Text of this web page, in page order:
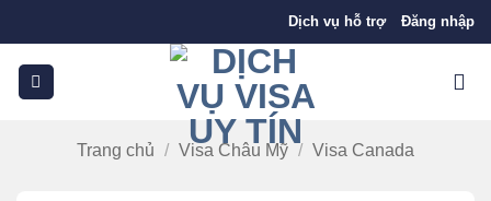
qua
nội
dung
Dịch vụ hỗ trợ Đăng nhập
Trang chủ / Visa Châu Mỹ / Visa Canada